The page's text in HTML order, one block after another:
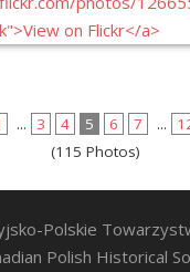
... 3 4 5 6 7 ...
(115 Photos)
Polskie
Polish Historical